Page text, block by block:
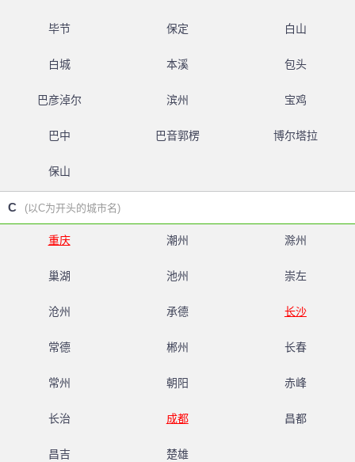
毕节 保定 白山
白城 本溪 包头
巴彦淖尔 滨州 宝鸡
巴中 巴音郭楞 博尔塔拉
保山
C (以C为开头的城市名)
重庆 潮州 滁州
巢湖 池州 崇左
沧州 承德 长沙
常德 郴州 长春
常州 朝阳 赤峰
长治 成都 昌都
昌吉 楚雄